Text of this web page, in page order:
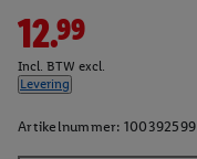
12.99
Incl. BTW excl.
Levering
Artikelnummer: 100392599